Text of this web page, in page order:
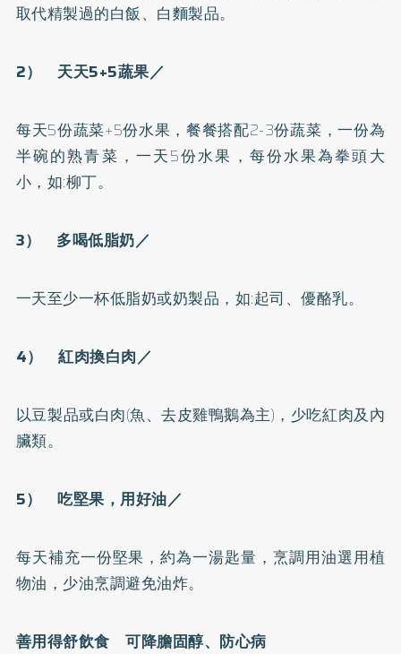
取代精製過的白飯、白麵製品。
2） 天天5+5蔬果／
每天5份蔬菜+5份水果，餐餐搭配2-3份蔬菜，一份為
半碗的熟青菜，一天5份水果，每份水果為拳頭大
小，如:柳丁。
3） 多喝低脂奶／
一天至少一杯低脂奶或奶製品，如:起司、優酪乳。
4） 紅肉換白肉／
以豆製品或白肉(魚、去皮雞鴨鵝為主)，少吃紅肉及內
臟類。
5） 吃堅果，用好油／
每天補充一份堅果，約為一湯匙量，烹調用油選用植
物油，少油烹調避免油炸。
善用得舒飲食 可降膽固醇、防心病